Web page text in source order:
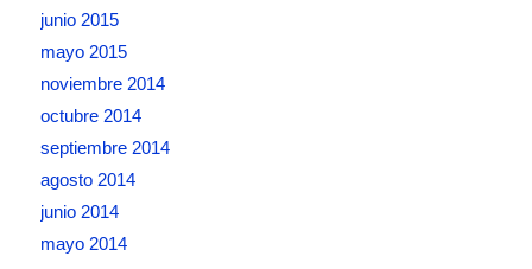
junio 2015
mayo 2015
noviembre 2014
octubre 2014
septiembre 2014
agosto 2014
junio 2014
mayo 2014